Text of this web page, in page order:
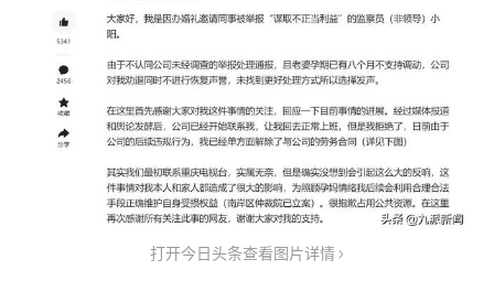
打开今日头条查看图片详情